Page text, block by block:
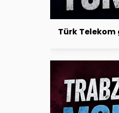
Türk Telekom